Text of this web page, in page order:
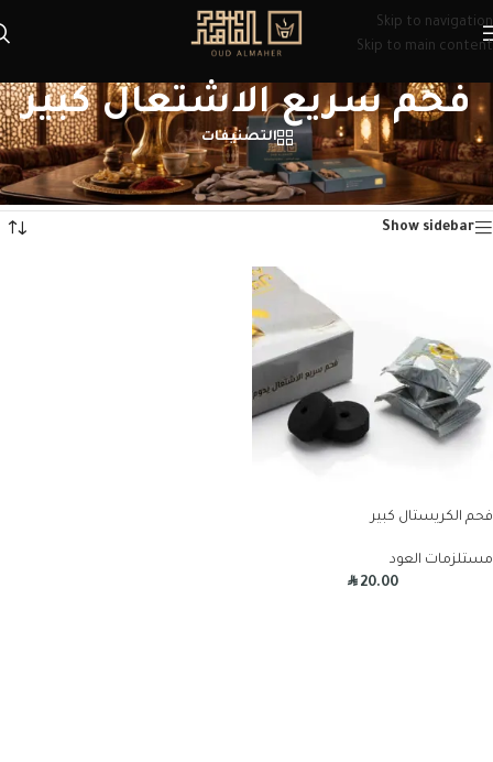
Skip to navigation
Skip to main content
فحم سريع الاشتعال كبير
التصنيفات
الرئيسية/منتجات تحت الوسم “فحم سريع الاشتعال كبير”
عرض النتيجة الوحيدة
Show sidebar
فحم الكريستال كبير
مستلزمات العود
R20.00